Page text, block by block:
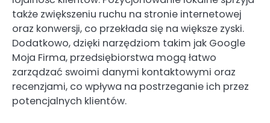
także zwiększeniu ruchu na stronie internetowej
oraz konwersji, co przekłada się na większe zyski.
Dodatkowo, dzięki narzędziom takim jak Google
Moja Firma, przedsiębiorstwa mogą łatwo
zarządzać swoimi danymi kontaktowymi oraz
recenzjami, co wpływa na postrzeganie ich przez
potencjalnych klientów.